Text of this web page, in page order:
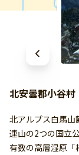
北安曇郡小谷村
北アルプス白馬山
連山の2つの国立
有数の高層湿原「